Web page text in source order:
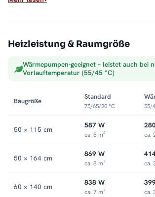
Max. Betriebsdruck: 5 bar
Sauber ins Heizsystem integriert
der Zentralheizung und wandelt deren
Auflegen leicht, die Optik bleibt aufgeräumt.
Ausführungen finden Sie in der Kategorie
Heizleistung & Raumgröße
Wärmepumpen-geeignet – leistet auch bei
Vorlauftemperatur (55/45 °C)
Baugröße
Standard
75/65/20 °C 55/
50 × 115 cm 587 W
ca. 5 m² ca.
50 × 164 cm 869 W
ca. 8 m² ca.
60 × 140 cm 838 W
ca. 7 m² ca.